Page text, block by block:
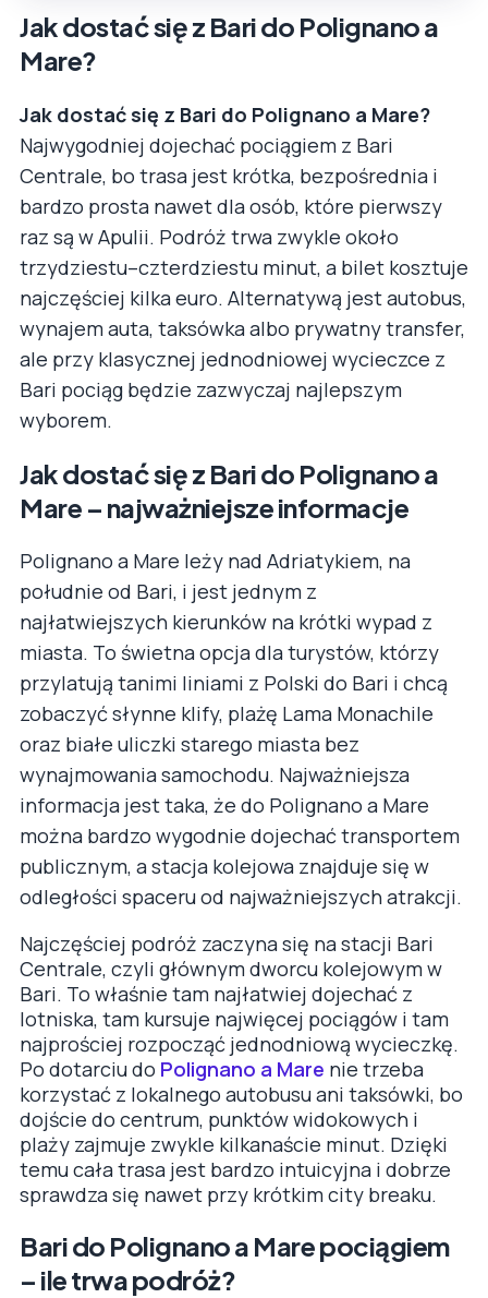
Jak dostać się z Bari do Polignano a
Mare?
Jak dostać się z Bari do Polignano a Mare?
Najwygodniej dojechać pociągiem z Bari
Centrale, bo trasa jest krótka, bezpośrednia i
bardzo prosta nawet dla osób, które pierwszy
raz są w Apulii. Podróż trwa zwykle około
trzydziestu–czterdziestu minut, a bilet kosztuje
najczęściej kilka euro. Alternatywą jest autobus,
wynajem auta, taksówka albo prywatny transfer,
ale przy klasycznej jednodniowej wycieczce z
Bari pociąg będzie zazwyczaj najlepszym
wyborem.
Jak dostać się z Bari do Polignano a
Mare – najważniejsze informacje
Polignano a Mare leży nad Adriatykiem, na
południe od Bari, i jest jednym z
najłatwiejszych kierunków na krótki wypad z
miasta. To świetna opcja dla turystów, którzy
przylatują tanimi liniami z Polski do Bari i chcą
zobaczyć słynne klify, plażę Lama Monachile
oraz białe uliczki starego miasta bez
wynajmowania samochodu. Najważniejsza
informacja jest taka, że do Polignano a Mare
można bardzo wygodnie dojechać transportem
publicznym, a stacja kolejowa znajduje się w
odległości spaceru od najważniejszych atrakcji.
Najczęściej podróż zaczyna się na stacji Bari
Centrale, czyli głównym dworcu kolejowym w
Bari. To właśnie tam najłatwiej dojechać z
lotniska, tam kursuje najwięcej pociągów i tam
najprościej rozpocząć jednodniową wycieczkę.
Po dotarciu do Polignano a Mare nie trzeba
korzystać z lokalnego autobusu ani taksówki, bo
dojście do centrum, punktów widokowych i
plaży zajmuje zwykle kilkanaście minut. Dzięki
temu cała trasa jest bardzo intuicyjna i dobrze
sprawdza się nawet przy krótkim city breaku.
Bari do Polignano a Mare pociągiem
– ile trwa podróż?